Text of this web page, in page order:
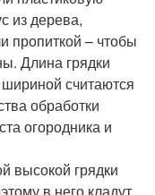
из дерева,
пропиткой – чтобы
Длина грядки
считаются
обработки
огородника и
высокой грядки
в него кладут